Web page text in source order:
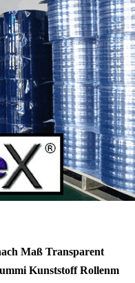
Maß Transparent
Kunststoff Rollenm